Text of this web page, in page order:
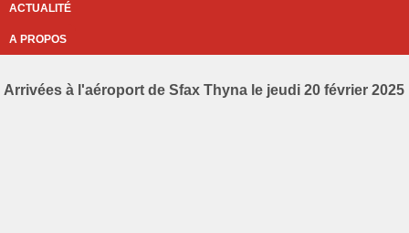
ACTUALITÉ
A PROPOS
Arrivées à l'aéroport de Sfax Thyna le jeudi 20 février 2025